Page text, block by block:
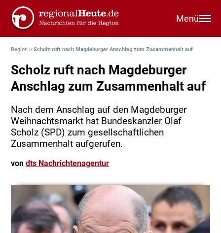
Menü
Region >Scholz ruft nach Magdeburger Anschlag zum Zusammenhalt auf
Scholz ruft nach Magdeburger
Anschlag zum Zusammenhalt auf
Nach dem Anschlag auf den Magdeburger
Weihnachtsmarkt hat Bundeskanzler Olaf
Scholz (SPD) zum gesellschaftlichen
Zusammenhalt aufgerufen.
vondts Nachrichtenagentur